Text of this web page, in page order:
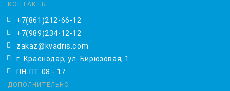
КОНТАКТЫ
+7(861)212-66-12
+7(989)234-12-12
zakaz@kvadris.com
г. Краснодар, ул. Бирюзовая, 1
ПН-ПТ 08 - 17
ДОПОЛНИТЕЛЬНО